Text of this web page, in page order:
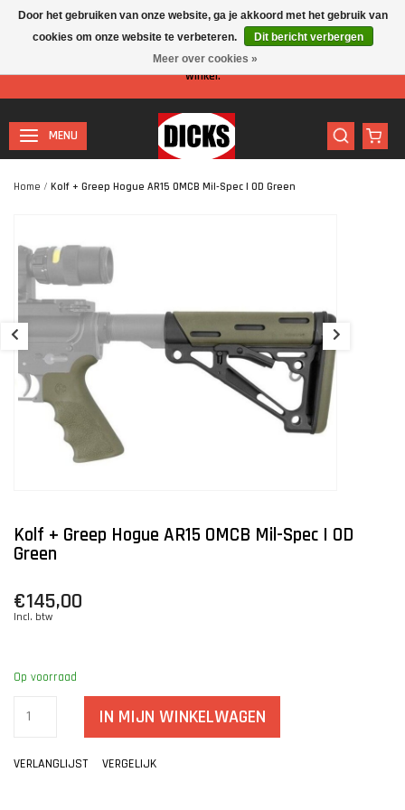
Let op: I.v.m. de zomervakantie is er minder personeel aanwezig in de
winkel.
MENU
Home / Kolf + Greep Hogue AR15 OMCB Mil-Spec | OD Green
Kolf + Greep Hogue AR15 OMCB Mil-Spec | OD
Green
€145,00
Incl. btw
Op voorraad
IN MIJN WINKELWAGEN
VERLANGLIJST VERGELIJK
Door het gebruiken van onze website, ga je akkoord met het gebruik van
cookies om onze website te verbeteren.
Dit bericht verbergen
Meer over cookies »